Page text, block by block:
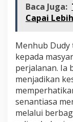
Baca Juga:
Capai
Menhub
kepada
perjalanan. Ia
menjadikan
senantiasa
melalui